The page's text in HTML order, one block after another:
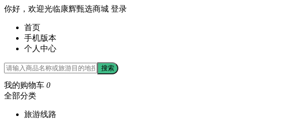
你好，欢迎光临康辉甄选商城 登录
首页
手机版本
个人中心
搜索
我的购物车 0
全部分类
旅游线路